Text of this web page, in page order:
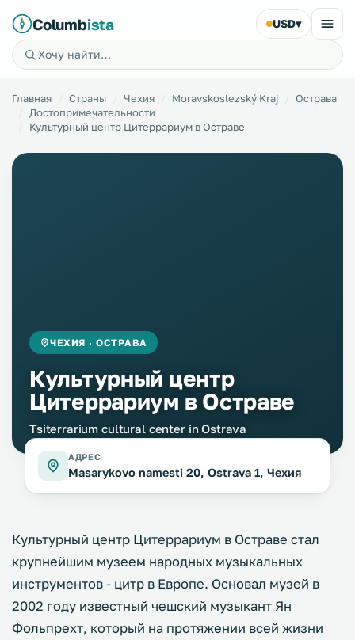
Columbista USD▾
Главная Страны Чехия Moravskoslezský Kraj
Острава
Достопримечательности
Культурный центр Цитеррариум в Остраве
ЧЕХИЯ · ОСТРАВА
Культурный центр
Цитеррариум в Остраве
Tsiterrarium cultural center in Ostrava
АДРЕС
Masarykovo namesti 20, Ostrava 1, Чехия
Культурный центр Цитеррариум в Остраве стал
крупнейшим музеем народных музыкальных
инструментов - цитр в Европе. Основал музей в
2002 году известный чешский музыкант Ян
Фольпрехт, который на протяжении всей жизни